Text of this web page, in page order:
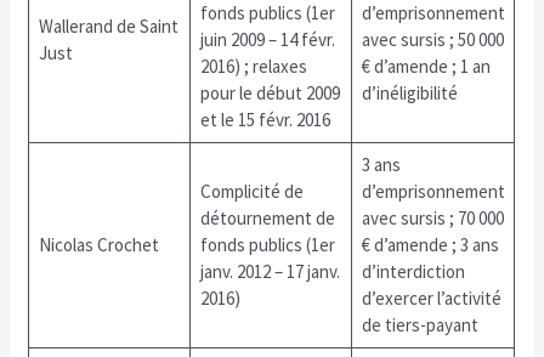
Wallerand de Saint
Just
fonds publics (1er
juin 2009 – 14 févr.
2016) ; relaxes
pour le début 2009
et le 15 févr. 2016
d’emprisonnement
avec sursis ; 50 000
€ d’amende ; 1 an
d’inéligibilité
Nicolas Crochet
Complicité de
détournement de
fonds publics (1er
janv. 2012 – 17 janv.
2016)
3 ans
d’emprisonnement
avec sursis ; 70 000
€ d’amende ; 3 ans
d’interdiction
d’exercer l’activité
de tiers-payant